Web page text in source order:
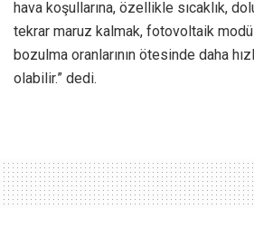
hava koşullarına, özellikle sıcaklık,
tekrar maruz kalmak, fotovoltaik
bozulma oranlarının ötesinde daha
olabilir.” dedi.